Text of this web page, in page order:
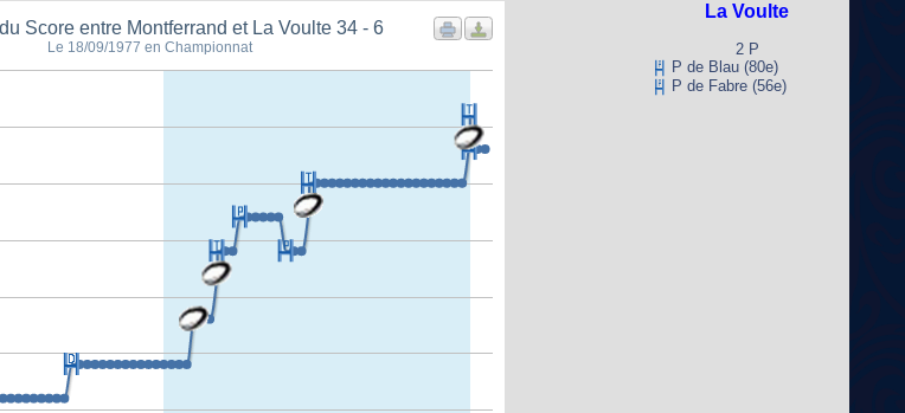
Score entre Montferrand et La Voulte 34 - 6
Le 18/09/1977 en Championnat
La Voulte
2 P
P de Blau (80e)
P de Fabre (56e)